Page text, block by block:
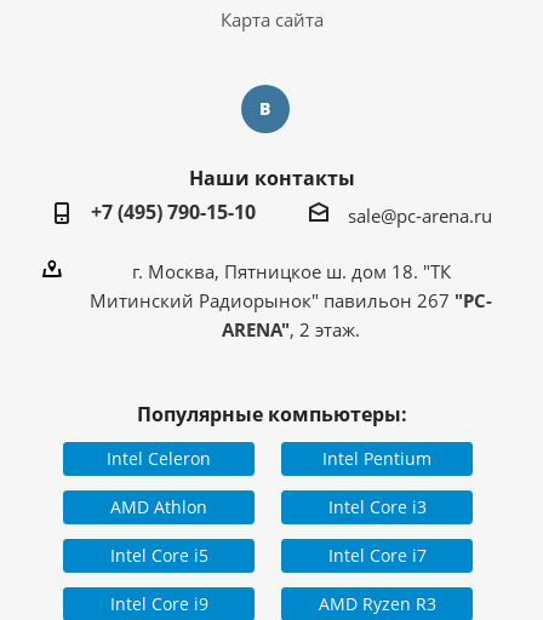
Карта сайта
Наши контакты
+7 (495) 790-15-10
sale@pc-arena.ru
г. Москва, Пятницкое ш. дом 18. "ТК
Митинский Радиорынок" павильон 267 "PC-
ARENA", 2 этаж.
Популярные компьютеры:
Intel Celeron Intel Pentium
AMD Athlon Intel Core i3
Intel Core i5 Intel Core i7
Intel Core i9 AMD Ryzen R3